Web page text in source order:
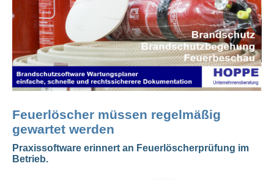
Feuerlöscher müssen regelmäßig
gewartet werden
Praxissoftware erinnert an Feuerlöscherprüfung im
Betrieb.